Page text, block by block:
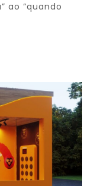
ao “quando